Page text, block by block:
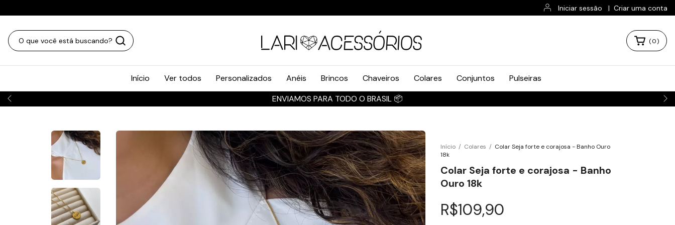
Iniciar sessão | Criar uma conta
ENVIAMOS PARA TODO O BRASIL 📦
(0)
Início Ver todos Personalizados Anéis Brincos Chaveiros Colares Conjuntos Pulseiras
Início / Colares / Colar Seja forte e corajosa - Banho Ouro
18k
Colar Seja forte e corajosa - Banho
Ouro 18k
R$109,90